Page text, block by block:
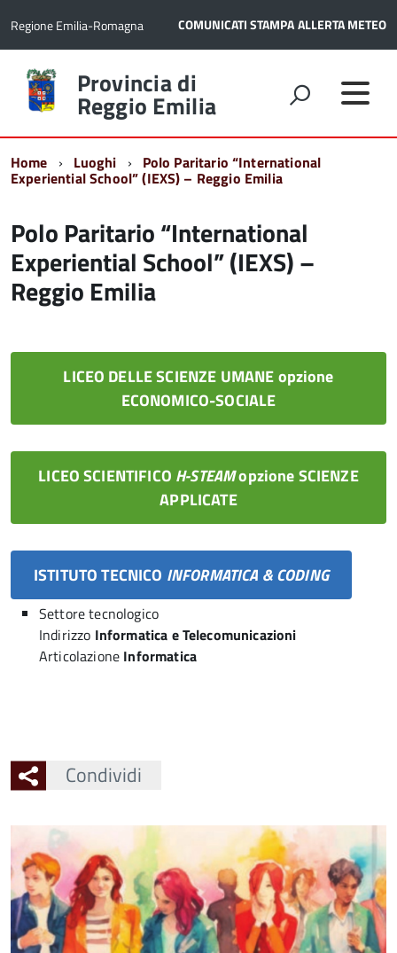
Regione Emilia-Romagna COMUNICATI STAMPAALLERTA METEO
Torna
alla
home
Provincia di
Reggio Emilia
Home Luoghi Polo Paritario “International
Experiential School” (IEXS) – Reggio Emilia
Polo Paritario “International
Experiential School” (IEXS) –
Reggio Emilia
LICEO DELLE SCIENZE UMANE opzione
ECONOMICO-SOCIALE
LICEO SCIENTIFICO H-STEAMopzione SCIENZE
APPLICATE
ISTITUTO TECNICO INFORMATICA & CODING
Settore tecnologico
Indirizzo Informatica e Telecomunicazioni
Articolazione Informatica
Condividi